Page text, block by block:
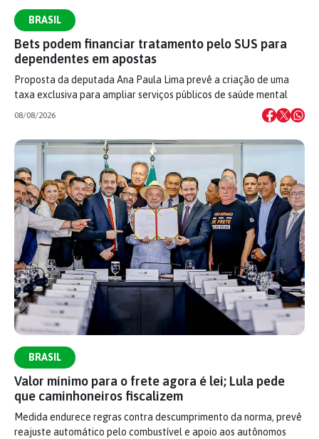
BRASIL
Bets podem financiar tratamento pelo SUS para
dependentes em apostas
Proposta da deputada Ana Paula Lima prevê a criação de uma
taxa exclusiva para ampliar serviços públicos de saúde mental
08/08/2026
BRASIL
Valor mínimo para o frete agora é lei; Lula pede
que caminhoneiros fiscalizem
Medida endurece regras contra descumprimento da norma, prevê
reajuste automático pelo combustível e apoio aos autônomos